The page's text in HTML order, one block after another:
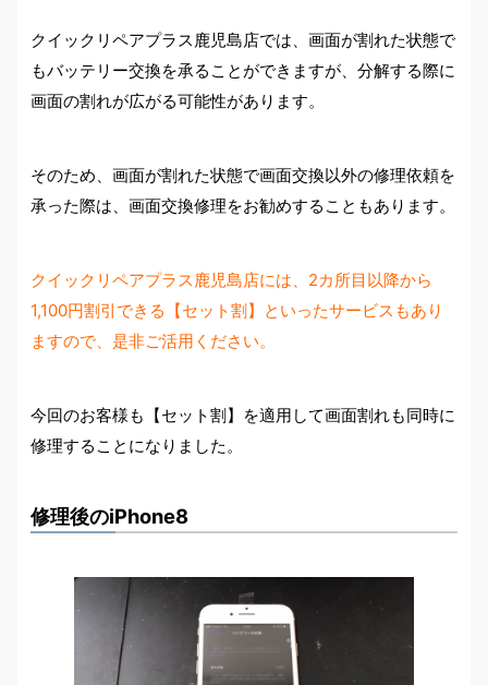
クイックリペアプラス鹿児島店では、画面が割れた状態で
もバッテリー交換を承ることができますが、分解する際に
画面の割れが広がる可能性があります。
そのため、画面が割れた状態で画面交換以外の修理依頼を
承った際は、画面交換修理をお勧めすることもあります。
クイックリペアプラス鹿児島店には、2カ所目以降から
1,100円割引できる【セット割】といったサービスもあり
ますので、是非ご活用ください。
今回のお客様も【セット割】を適用して画面割れも同時に
修理することになりました。
修理後のiPhone8